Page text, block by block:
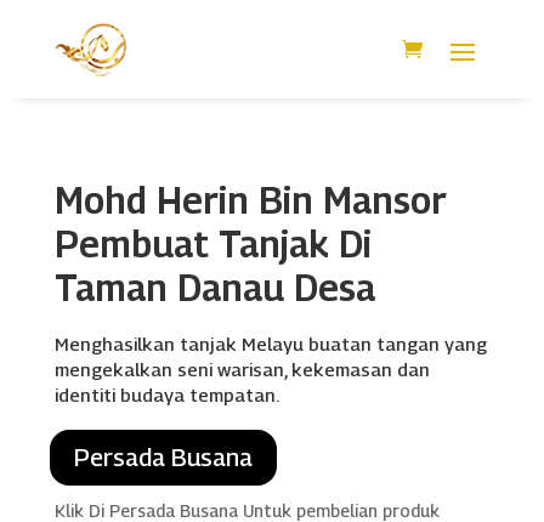
Mohd Herin Bin Mansor
Pembuat Tanjak Di
Taman Danau Desa
Menghasilkan tanjak Melayu buatan tangan yang
mengekalkan seni warisan, kekemasan dan
identiti budaya tempatan.
Persada Busana
Klik Di Persada Busana Untuk pembelian produk